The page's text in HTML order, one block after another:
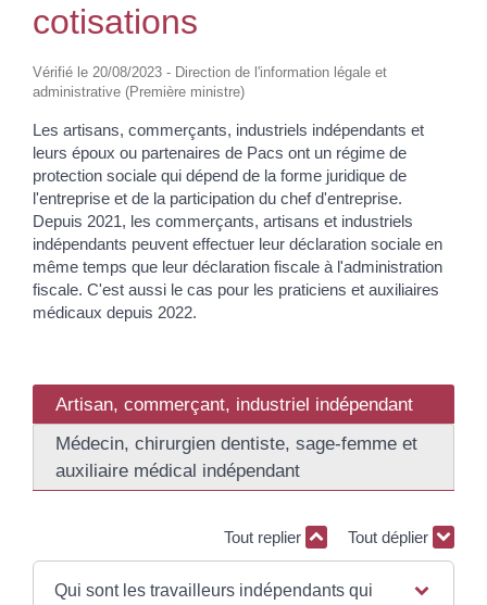
cotisations
Vérifié le 20/08/2023 - Direction de l'information légale et
administrative (Première ministre)
Les artisans, commerçants, industriels indépendants et
leurs époux ou partenaires de Pacs ont un régime de
protection sociale qui dépend de la forme juridique de
l'entreprise et de la participation du chef d'entreprise.
Depuis 2021, les commerçants, artisans et industriels
indépendants peuvent effectuer leur déclaration sociale en
même temps que leur déclaration fiscale à l'administration
fiscale. C'est aussi le cas pour les praticiens et auxiliaires
médicaux depuis 2022.
Artisan, commerçant, industriel indépendant
Médecin, chirurgien dentiste, sage-femme et
auxiliaire médical indépendant
Tout replier Tout déplier
Qui sont les travailleurs indépendants qui